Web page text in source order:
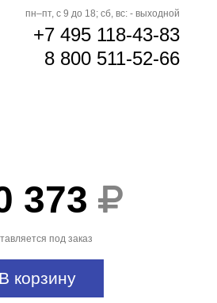
пн–пт, с 9 до 18; сб, вс: - выходной
+7 495 118-43-83
8 800 511-52-66
373
под заказ
В корзину